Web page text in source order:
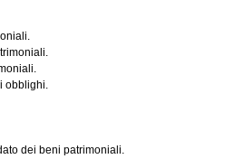
obblighi.
dei beni patrimoniali.